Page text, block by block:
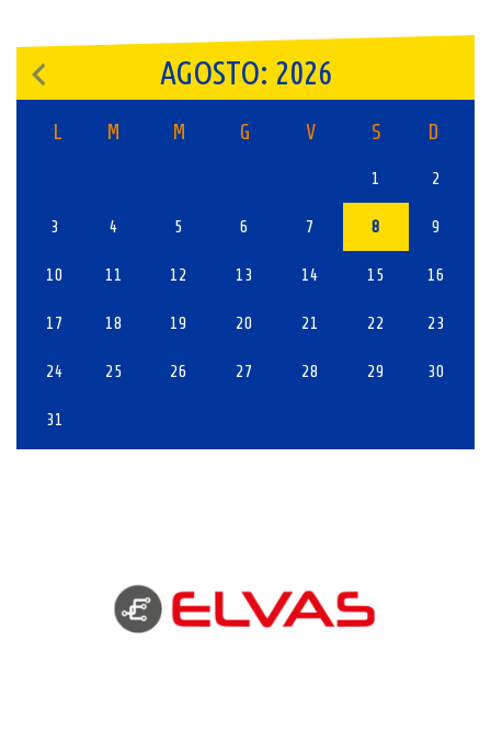
AGOSTO: 2026
L M M G V S D
1 2
3 4 5 6 7 8 9
10 11 12 13 14 15 16
17 18 19 20 21 22 23
24 25 26 27 28 29 30
31